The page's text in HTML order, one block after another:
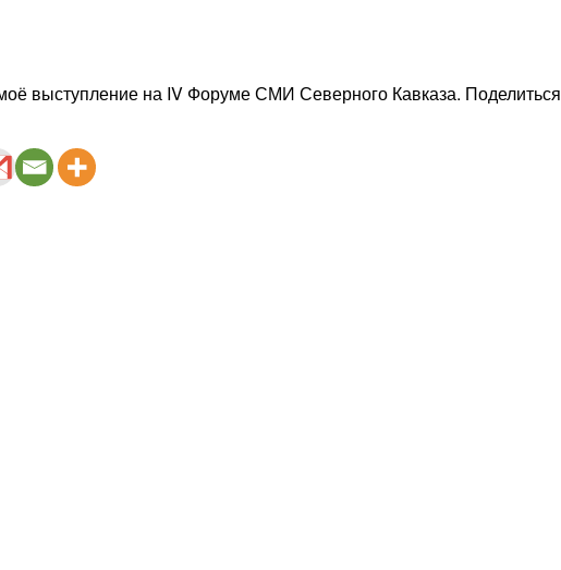
выступление на IV Форуме СМИ Северного Кавказа. Поделиться